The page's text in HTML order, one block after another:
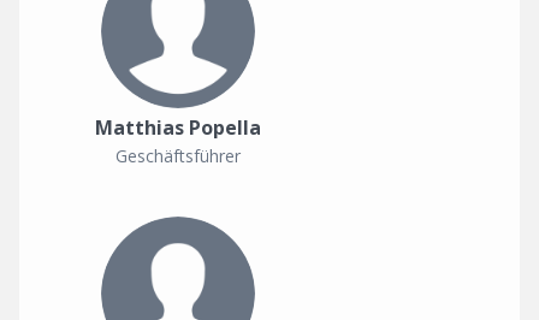
Matthias Popella
Geschäftsführer